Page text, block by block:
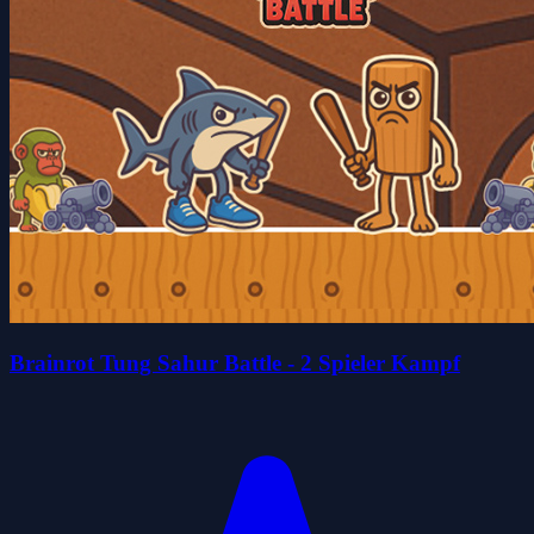
Brainrot Tung Sahur Battle - 2 Spieler Kampf